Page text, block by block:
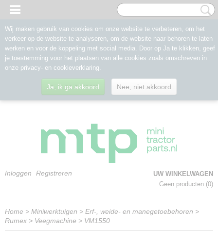
Inloggen Registreren
UW WINKELWAGEN
Geen producten (0)
Home > Miniwerktuigen > Erf-, weide- en manegetoebehoren >
Rumex > Veegmachine > VM1550
Wij maken gebruik van cookies om onze website te verbeteren, om het
verkeer op de website te analyseren, om de website naar behoren te laten
werken en voor de koppeling met social media. Door op Ja te klikken, geef
je toestemming voor het plaatsen van alle cookies zoals omschreven in
onze privacy- en cookieverklaring.
Ja, ik ga akkoord Nee, niet akkoord